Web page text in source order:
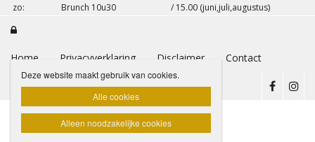
zo:
Brunch 10u30 / 15.00 (juni,juli,augustus)

Home Privacyverklaring Disclaimer Contact
Website door Sito Pronto
Deze website maakt gebruik van cookies.
Alle cookies
Alleen noodzakelijke cookies